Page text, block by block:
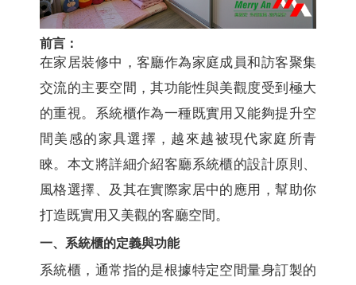
前言：
在家居裝修中，客廳作為家庭成員和訪客聚集
交流的主要空間，其功能性與美觀度受到極大
的重視。系統櫃作為一種既實用又能夠提升空
間美感的家具選擇，越來越被現代家庭所青
睞。本文將詳細介紹客廳系統櫃的設計原則、
風格選擇、及其在實際家居中的應用，幫助你
打造既實用又美觀的客廳空間。
一、系統櫃的定義與功能
系統櫃，通常指的是根據特定空間量身訂製的